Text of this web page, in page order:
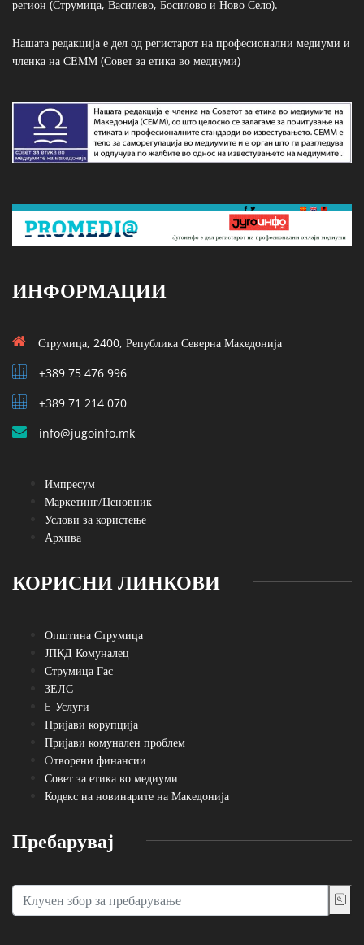
регион (Струмица, Василево, Босилово и Ново Село).
Нашата редакција е дел од регистарот на професионални медиуми и
членка на СЕММ (Совет за етика во медиуми)
ИНФОРМАЦИИ
Струмица, 2400, Република Северна Македонија
+389 75 476 996
+389 71 214 070
info@jugoinfo.mk
Импресум
Маркетинг/Ценовник
Услови за користење
Архива
КОРИСНИ ЛИНКОВИ
Општина Струмица
ЈПКД Комуналец
Струмица Гас
ЗЕЛС
E-Услуги
Пријави корупција
Пријави комунален проблем
Oтворени финансии
Совет за етика во медиуми
Кодекс на новинарите на Македонија
Пребарувај